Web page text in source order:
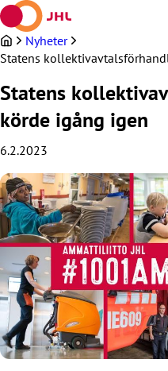
Hoppa
till
innehållet
Nyheter
Statens
Statens
körde igång igen
6.2.2023